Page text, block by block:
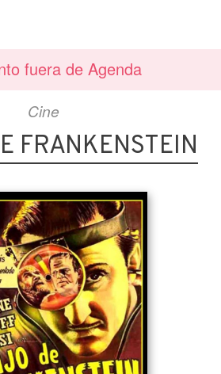
fuera de Agenda
Cine
FRANKENSTEIN